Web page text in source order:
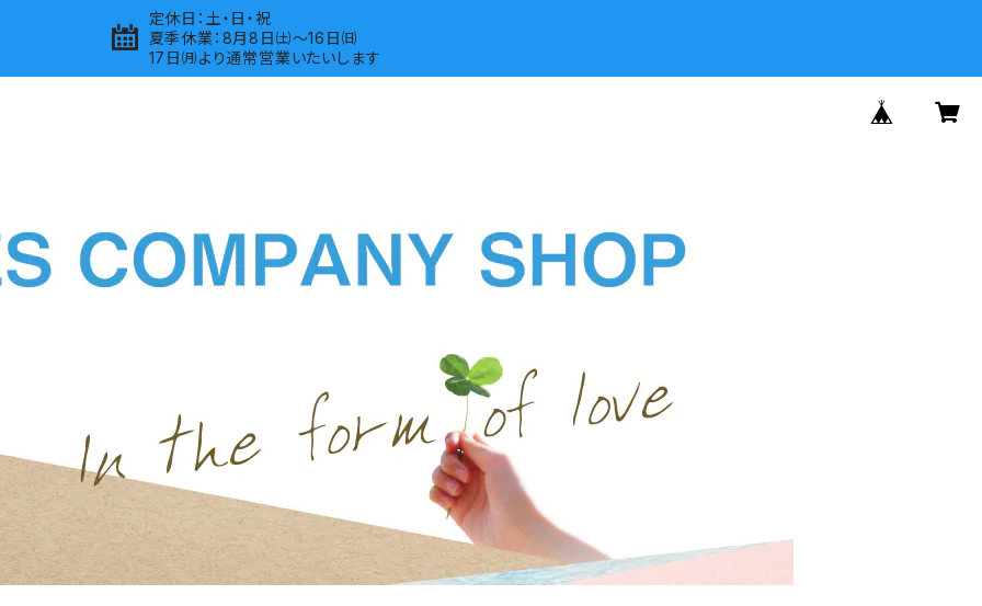
定休日：土・日・祝
夏季休業：8月8日㈯～16日㈰
17日㈪より通常営業いたいします